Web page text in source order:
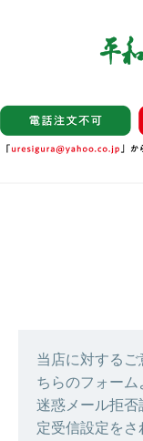
当店に対するご
ちらのフォーム
迷惑メール拒否
定受信設定を